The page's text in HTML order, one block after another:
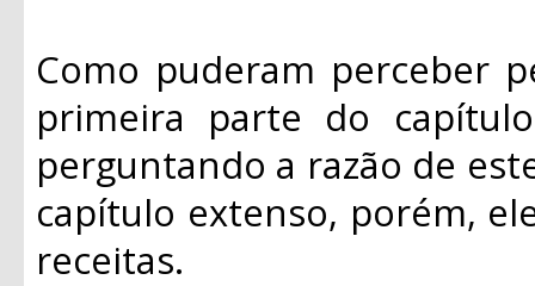
Como puderam perceber
primeira parte do
perguntando a razão de
capítulo extenso, porém,
receitas.